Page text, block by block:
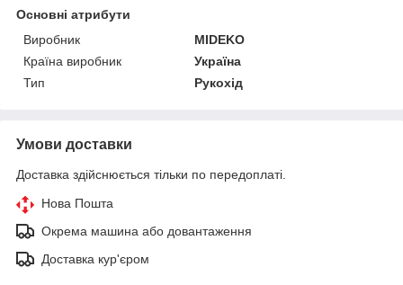
Основні атрибути
Виробник
MIDEKO
Країна виробник
Україна
Тип
Рукохід
Умови доставки
Доставка здійснюється тільки по передоплаті.
Нова Пошта
Окрема машина або довантаження
Доставка кур'єром